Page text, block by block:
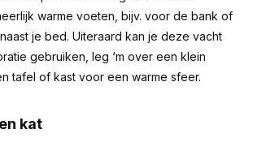
warme voeten, bijv. voor de bank of
je bed. Uiteraard kan je deze vacht
gebruiken, leg ‘m over een klein
tafel of kast voor een warme sfeer.
kat